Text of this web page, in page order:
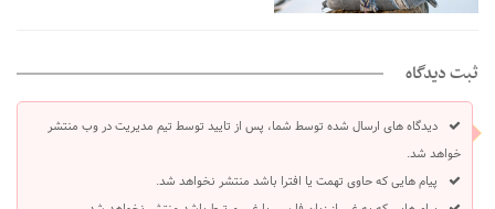
ثبت دیدگاه
دیدگاه های ارسال شده توسط شما، پس از تایید توسط تیم مدیریت در وب منتشر
خواهد شد.
پیام هایی که حاوی تهمت یا افترا باشد منتشر نخواهد شد.